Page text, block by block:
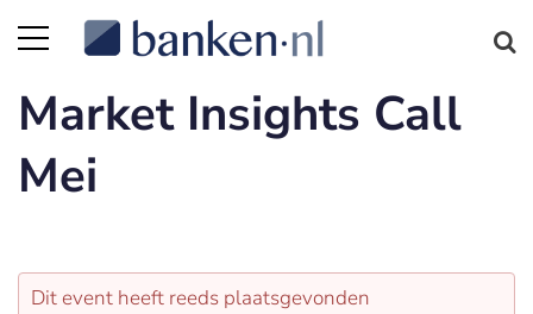
Market Insights Call
Mei
Dit event heeft reeds plaatsgevonden